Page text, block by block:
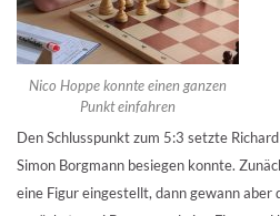
Nico Hoppe konnte einen ganzen
Punkt einfahren
Den Schlusspunkt zum 5:3 setzte
Simon Borgmann besiegen konnte.
eine Figur eingestellt, dann gewann aber